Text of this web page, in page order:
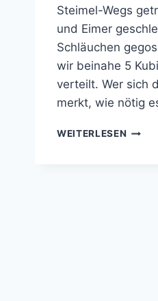
Steimel-Wegs
und Eimer
Schläuchen
wir beinahe 5
verteilt. Wer sich
merkt, wie nötig
WEITERLESEN